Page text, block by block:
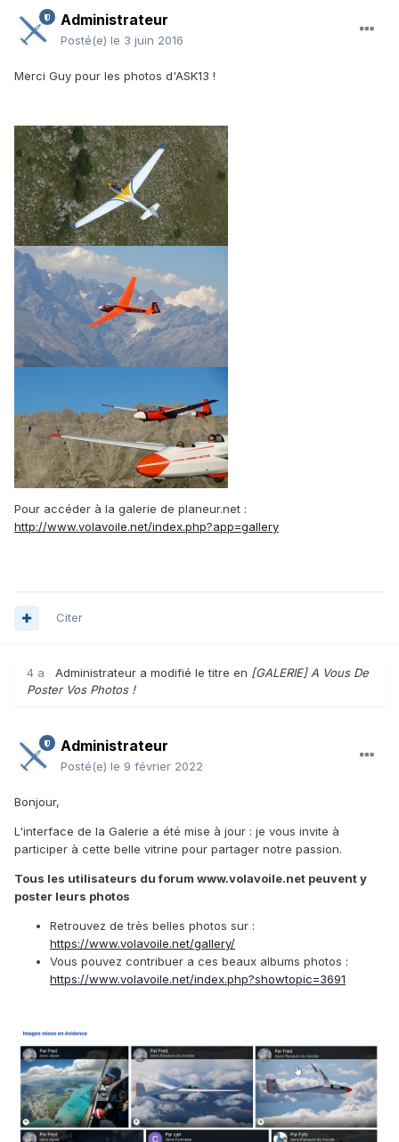
Administrateur
Posté(e) le 3 juin 2016
Merci Guy pour les photos d'ASK13 !
Pour accéder à la galerie de planeur.net :
http://www.volavoile.net/index.php?app=gallery
Citer
4 a Administrateur a modifié le titre en [GALERIE] A Vous De
Poster Vos Photos !
Administrateur
Posté(e) le 9 février 2022
Bonjour,
L'interface de la Galerie a été mise à jour : je vous invite à
participer à cette belle vitrine pour partager notre passion.
Tous les utilisateurs du forum www.volavoile.net peuvent y
poster leurs photos
Retrouvez de très belles photos sur :
https://www.volavoile.net/gallery/
Vous pouvez contribuer a ces beaux albums photos :
https://www.volavoile.net/index.php?showtopic=3691